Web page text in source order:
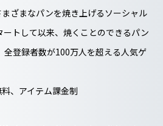
ざまなパンを焼き上げるソーシャル
トして以来、焼くことのできるパン
全登録者数が100万人を超える人気ゲ
、アイテム課金制